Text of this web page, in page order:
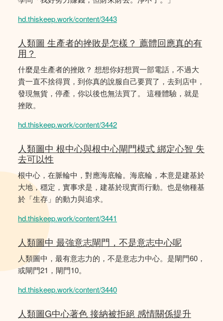
hd.thiskeep.work/content/3443
人類圖 生產者的挫敗是怎樣？ 薦體回應真的有
用？
什麼是生產者的挫敗？ 想想你好想買一部電話，不過大
貴一直不捨得買，到你真的說服自己要買了，去到店中，
發現無貨，停產，你以後也無法買了。 這種體驗，就是
挫敗。
hd.thiskeep.work/content/3442
人類圖中 根中心與根中心閘門模式 綁定心智 失
去可以性
根中心，在脈輪中，對應海底輪。海底輪，本意是建基於
大地，穩定，實事求是，建基於現實而行動。也是物種基
於「生存」的動力與追求。
hd.thiskeep.work/content/3441
人類圖中 最強意志閘門，不是意志中心呢
人類圖中，最有意志力的，不是意志力中心。是閘門60，
或閘門21，閘門10。
hd.thiskeep.work/content/3440
人類圖G中心著色 接納被拒絕 感情關係提升